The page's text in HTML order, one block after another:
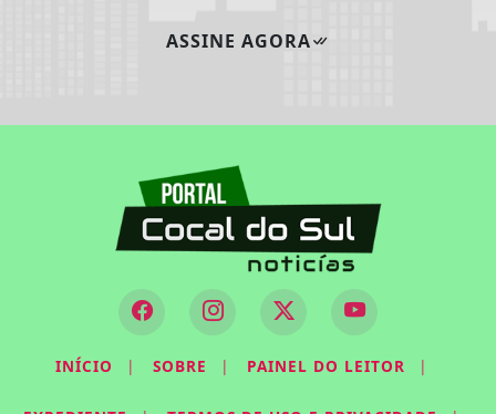
ASSINE AGORA
INÍCIO | SOBRE | PAINEL DO LEITOR |